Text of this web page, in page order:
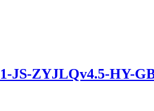
JS-ZYJLQv4.5-HY-